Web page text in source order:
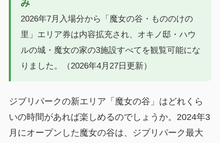
み
2026年7月入場分から「魔女の谷・もののけの
里」エリア券は内容拡充され、オキノ邸・ハウ
ルの城・魔女の家の3施設すべてを観覧可能にな
りました。（2026年4月27日更新）
ジブリパークの新エリア「魔女の谷」はどれくら
いの時間があれば楽しめるのでしょうか。2024年3
月にオープンした魔女の谷は、ジブリパーク最大